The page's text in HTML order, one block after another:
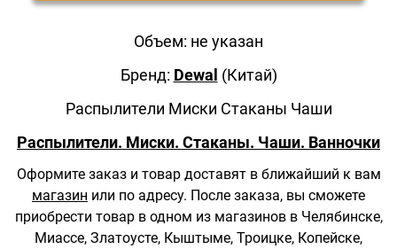
Объем: не указан
Бренд: Dewal (Китай)
Распылители Миски Стаканы Чаши
Распылители. Миски. Стаканы. Чаши. Ванночки
Оформите заказ и товар доставят в ближайший к вам
магазин или по адресу. После заказа, вы сможете
приобрести товар в одном из магазинов в Челябинске,
Миассе, Златоусте, Кыштыме, Троицке, Копейске,